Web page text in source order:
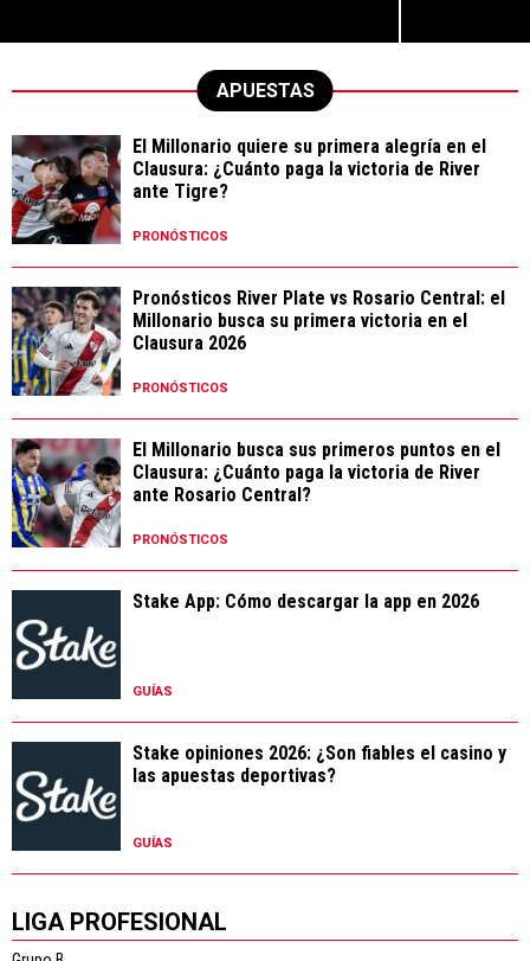
APUESTAS
El Millonario quiere su primera alegría en el
Clausura: ¿Cuánto paga la victoria de River
ante Tigre?
PRONÓSTICOS
Pronósticos River Plate vs Rosario Central: el
Millonario busca su primera victoria en el
Clausura 2026
PRONÓSTICOS
El Millonario busca sus primeros puntos en el
Clausura: ¿Cuánto paga la victoria de River
ante Rosario Central?
PRONÓSTICOS
Stake App: Cómo descargar la app en 2026
GUÍAS
Stake opiniones 2026: ¿Son fiables el casino y
las apuestas deportivas?
GUÍAS
LIGA PROFESIONAL